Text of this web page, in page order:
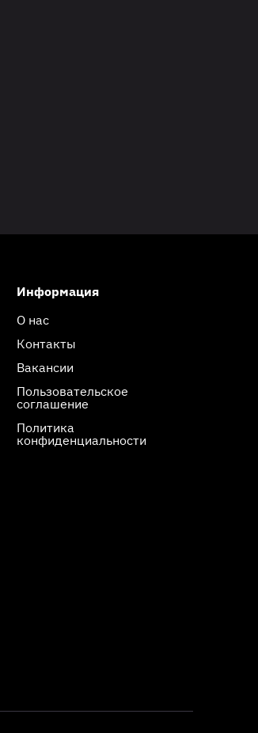
Информация
О нас
Контакты
Вакансии
Пользовательское
соглашение
Политика
конфиденциальности